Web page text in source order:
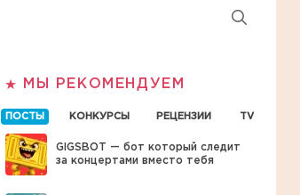
МЫ РЕКОМЕНДУЕМ
ПОСТЫ КОНКУРСЫ РЕЦЕНЗИИ TV
GIGSBOT — бот который следит
за концертами вместо тебя